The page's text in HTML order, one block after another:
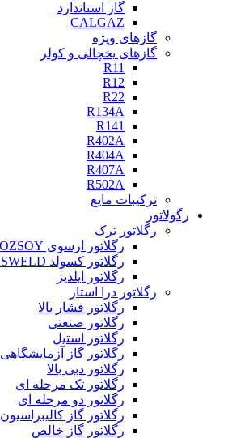
گاز استاندارد
CALGAZ
گازهای ویژه
گازهای یخچالی و کولر
R11
R12
R22
R134A
R141
R402A
R404A
R407A
R502A
ترکیبات مایع
رگولاتور
رگلاتور ترک
رگلاتور ازسوی OZSOY
رگلاتور کسولد KASWELD
رگلاتور ایلدیز
رگلاتور درا استار
رگلاتور فشار بالا
رگلاتور صنعتی
رگلاتور استیل
رگلاتور گاز آزمایشگاهی
رگلاتور دبی بالا
رگلاتور تک مرحله ای
رگلاتور دو مرحله ای
رگلاتور گاز کالیبراسیون
رگلاتور گاز خالص